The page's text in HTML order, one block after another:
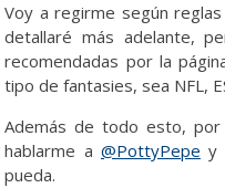
Voy a regirme según
detallaré más adelante,
recomendadas por la
tipo de fantasies, sea NFL,
Además de todo esto, por
hablarme a @PottyPepe y
pueda.